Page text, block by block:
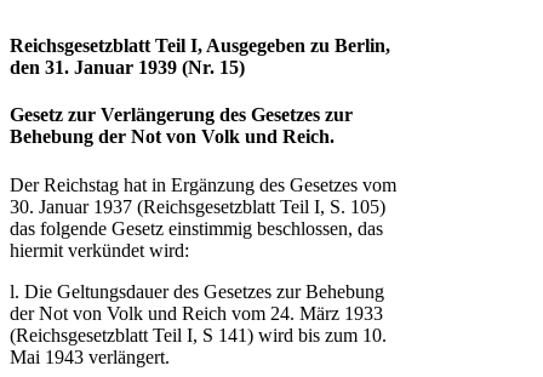
Reichsgesetzblatt Teil I, Ausgegeben zu Berlin,
den 31. Januar 1939 (Nr. 15)
Gesetz zur Verlängerung des Gesetzes zur
Behebung der Not von Volk und Reich.
Der Reichstag hat in Ergänzung des Gesetzes vom
30. Januar 1937 (Reichsgesetzblatt Teil I, S. 105)
das folgende Gesetz einstimmig beschlossen, das
hiermit verkündet wird:
l. Die Geltungsdauer des Gesetzes zur Behebung
der Not von Volk und Reich vom 24. März 1933
(Reichsgesetzblatt Teil I, S 141) wird bis zum 10.
Mai 1943 verlängert.